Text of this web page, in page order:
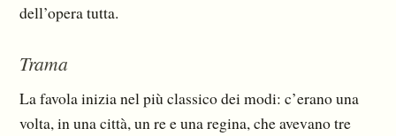
dell’opera tutta.
Trama
La favola inizia nel più classico dei modi: c’erano una
volta, in una città, un re e una regina, che avevano tre